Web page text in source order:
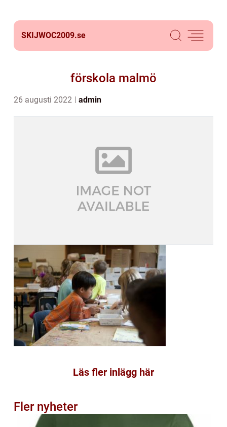
SKIJWOC2009.se
förskola malmö
26 augusti 2022 admin
Läs fler inlägg här
Fler nyheter